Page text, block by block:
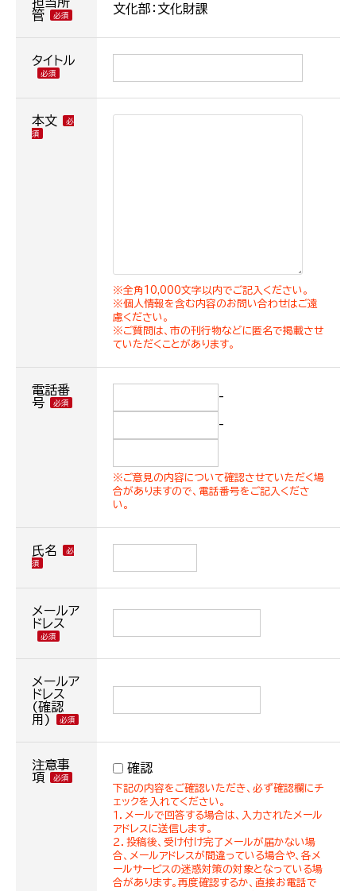
管
文化部：文化財課
タイトル
本文
※全角10,000文字以内でご記入ください。
※個人情報を含む内容のお問い合わせはご遠
慮ください。
※ご質問は、市の刊行物などに匿名で掲載させ
ていただくことがあります。
電話番
号
-
-
※ご意見の内容について確認させていただく場
合がありますので、電話番号をご記入くださ
い。
氏名
メールア
ドレス
メールア
ドレス
(確認
用)
注意事
項
確認
下記の内容をご確認いただき、必ず確認欄にチ
ェックを入れてください。
１．メールで回答する場合は、入力されたメール
アドレスに送信します。
２．投稿後、受け付け完了メールが届かない場
合、メールアドレスが間違っている場合や、各メ
ールサービスの迷惑対策の対象となっている場
合があります。再度確認するか、直接お電話で